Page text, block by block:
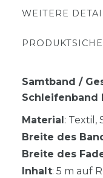
WEITERE
Samtband /
Schleifenband
Material : Textil,
Breite des
Breite des
Inhalt: 5 m auf